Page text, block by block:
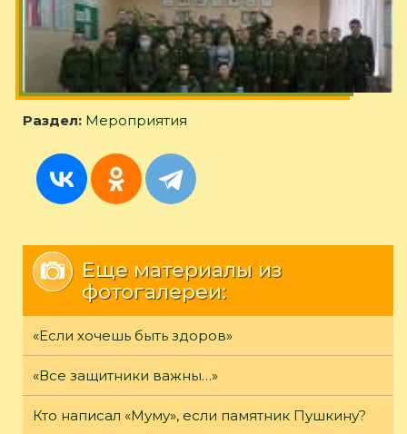
Раздел: Мероприятия
Еще материалы из
фотогалереи:
«Если хочешь быть здоров»
«Все защитники важны…»
Кто написал «Муму», если памятник Пушкину?